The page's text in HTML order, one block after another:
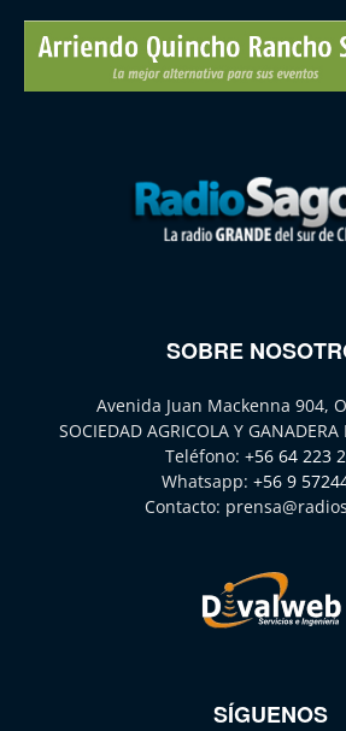
SOBRE
Avenida Juan Mackenna 904,
SOCIEDAD AGRICOLA Y
Teléfono: +56 64 223
Whatsapp: +56 9
Contacto:
SÍGUENOS